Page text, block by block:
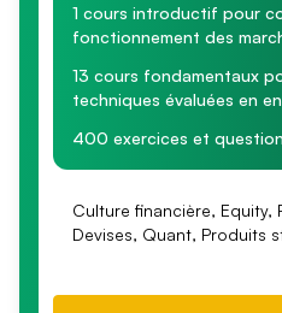
1 cours introductif pour
fonctionnement des
13 cours fondamentaux
techniques évaluées en
400 exercices et
Culture financière, Equity,
Devises, Quant, Produits